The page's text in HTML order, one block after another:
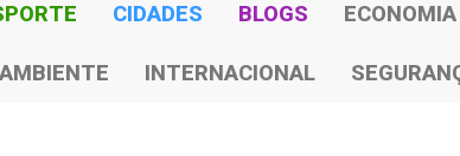
CIDADES BLOGS
INTERNACIONAL